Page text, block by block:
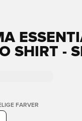
SHIRT -
FARVER